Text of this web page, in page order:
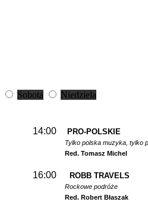
Sobota Niedziela
14:00 PRO-POLSKIE
Tylko polska muzyka, tylko
Red. Tomasz Michel
16:00 ROBB TRAVELS
Rockowe podróże
Red. Robert Błaszak